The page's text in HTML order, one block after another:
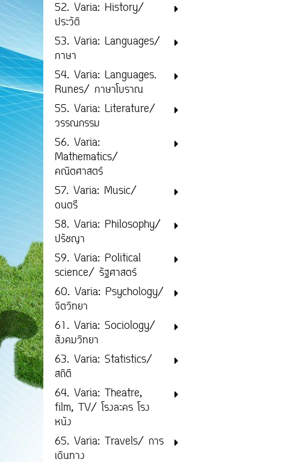
52. Varia: History/
ประวัติ
53. Varia: Languages/
ภาษา
54. Varia: Languages.
Runes/ ภาษาโบราณ
55. Varia: Literature/
วรรณกรรม
56. Varia:
Mathematics/
คณิตศาสตร์
57. Varia: Music/
ดนตรี
58. Varia: Philosophy/
ปรัชญา
59. Varia: Political
science/ รัฐศาสตร์
60. Varia: Psychology/
จิตวิทยา
61. Varia: Sociology/
สังคมวิทยา
63. Varia: Statistics/
สถิติ
64. Varia: Theatre,
film, TV/ โรงละคร โรง
หนัง
65. Varia: Travels/ การ
เดินทาง